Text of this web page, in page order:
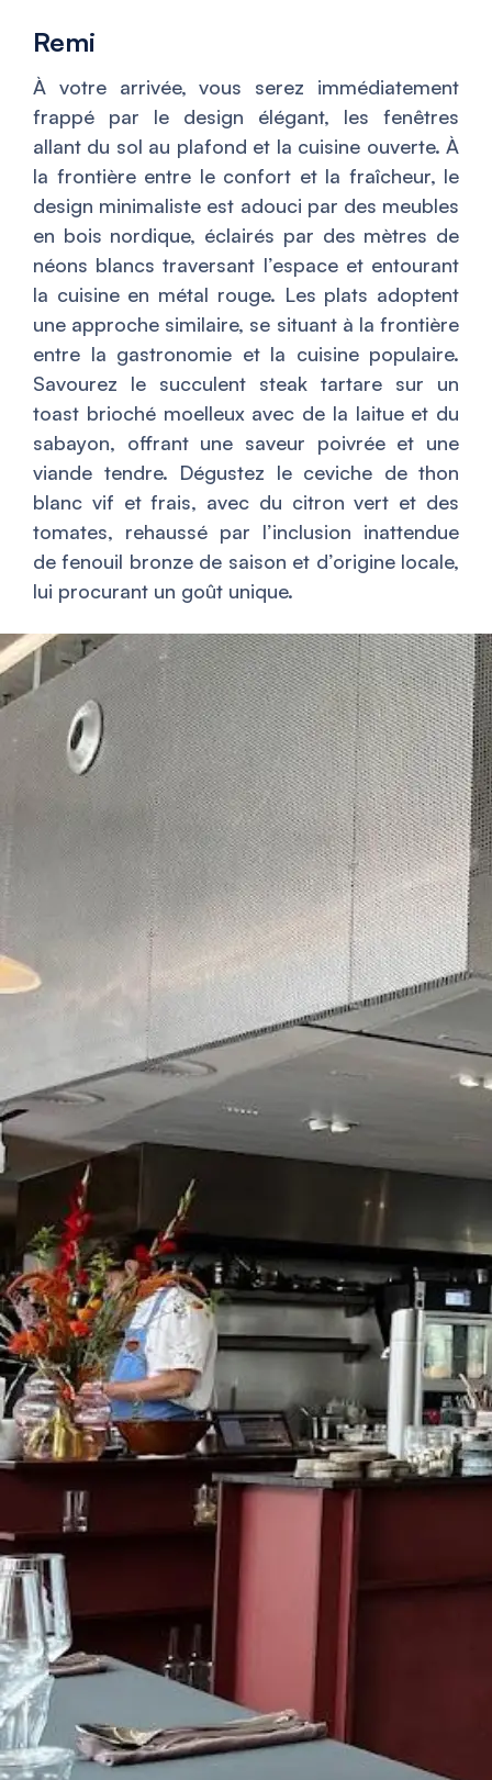
Remi
À votre arrivée, vous serez immédiatement
frappé par le design élégant, les fenêtres
allant du sol au plafond et la cuisine ouverte. À
la frontière entre le confort et la fraîcheur, le
design minimaliste est adouci par des meubles
en bois nordique, éclairés par des mètres de
néons blancs traversant l’espace et entourant
la cuisine en métal rouge. Les plats adoptent
une approche similaire, se situant à la frontière
entre la gastronomie et la cuisine populaire.
Savourez le succulent steak tartare sur un
toast brioché moelleux avec de la laitue et du
sabayon, offrant une saveur poivrée et une
viande tendre. Dégustez le ceviche de thon
blanc vif et frais, avec du citron vert et des
tomates, rehaussé par l’inclusion inattendue
de fenouil bronze de saison et d’origine locale,
lui procurant un goût unique.